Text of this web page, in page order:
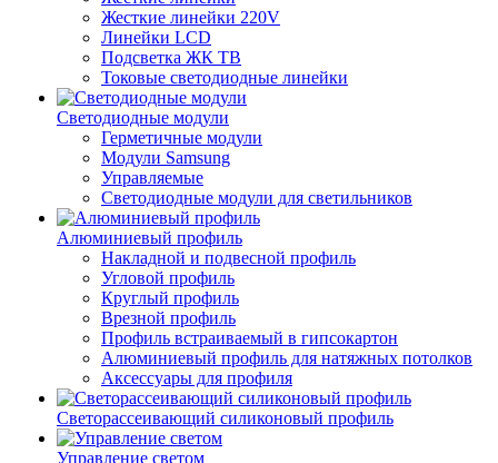
Жесткие линейки 220V
Линейки LCD
Подсветка ЖК ТВ
Токовые светодиодные линейки
Светодиодные модули
Герметичные модули
Модули Samsung
Управляемые
Светодиодные модули для светильников
Алюминиевый профиль
Накладной и подвесной профиль
Угловой профиль
Круглый профиль
Врезной профиль
Профиль встраиваемый в гипсокартон
Алюминиевый профиль для натяжных потолков
Аксессуары для профиля
Светорассеивающий силиконовый профиль
Управление светом